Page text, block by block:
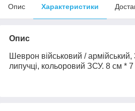
Опис Характеристики
Опис
Шеврон військовий / армійський,
липучці, кольоровий ЗСУ. 8 см * 7